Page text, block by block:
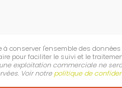
à conserver l'ensemble des
pour faciliter le suivi et le
exploitation commerciale ne
Voir notre politique de